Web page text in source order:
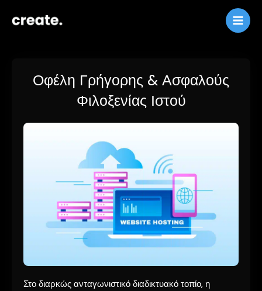
στο
Οφέλη Γρήγορης & Ασφαλούς
Φιλοξενίας Ιστού
Στο διαρκώς ανταγωνιστικό διαδικτυακό τοπίο, η